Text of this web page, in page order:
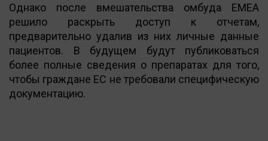
Однако после вмешательства омбуда EMЕA
решило раскрыть доступ к отчетам,
предварительно удалив из них личные данные
пациентов. В будущем будут публиковаться
более полные сведения о препаратах для того,
чтобы граждане ЕС не требовали специфическую
документацию.